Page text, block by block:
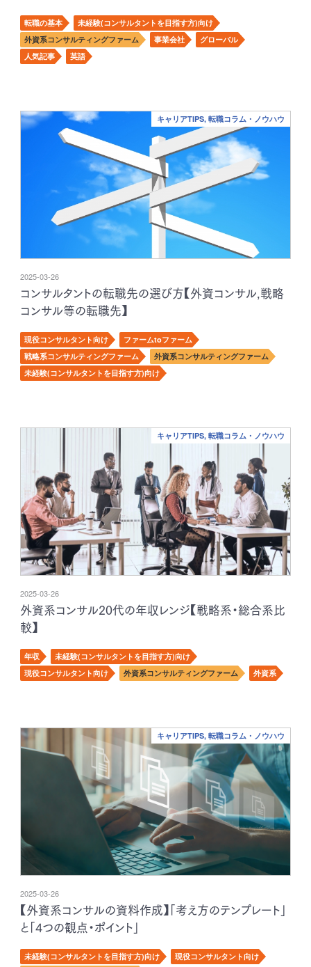
転職の基本
未経験(コンサルタントを目指す方)向け
外資系コンサルティングファーム
事業会社
グローバル
人気記事
英語
キャリアTIPS, 転職コラム・ノウハウ
2025-03-26
コンサルタントの転職先の選び方【外資コンサル,戦略
コンサル等の転職先】
現役コンサルタント向け
ファームtoファーム
戦略系コンサルティングファーム
外資系コンサルティングファーム
未経験(コンサルタントを目指す方)向け
キャリアTIPS, 転職コラム・ノウハウ
2025-03-26
外資系コンサル20代の年収レンジ【戦略系・総合系比
較】
年収
未経験(コンサルタントを目指す方)向け
現役コンサルタント向け
外資系コンサルティングファーム 外資系
キャリアTIPS, 転職コラム・ノウハウ
2025-03-26
【外資系コンサルの資料作成】「考え方のテンプレート」
と「4つの観点・ポイント」
未経験(コンサルタントを目指す方)向け
現役コンサルタント向け